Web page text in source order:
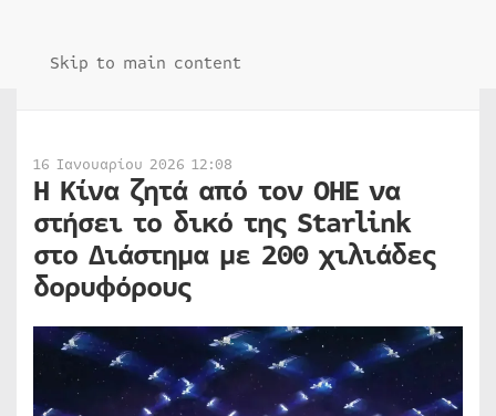
Skip to main content
16 Ιανουαρίου 2026 12:08
Η Κίνα ζητά από τον ΟΗΕ να
στήσει το δικό της Starlink
στο Διάστημα με 200 χιλιάδες
δορυφόρους